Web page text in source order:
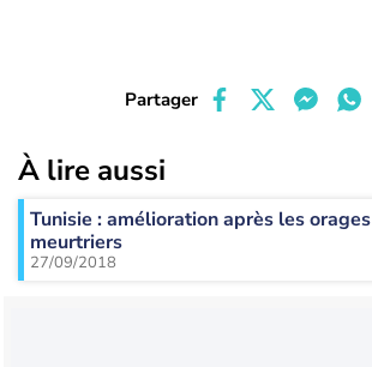
Partager
À lire aussi
Tunisie : amélioration après les orages
meurtriers
27/09/2018